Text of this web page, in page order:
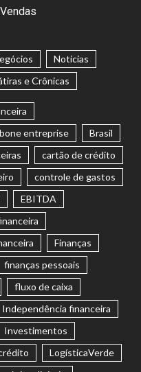
Notícias
e Crônicas
entreprise
Brasil
cartão de crédito
controle de gastos
EBITDA
Finanças
finanças pessoais
fluxo de caixa
Independência financeira
Investimentos
LogísticaVerde